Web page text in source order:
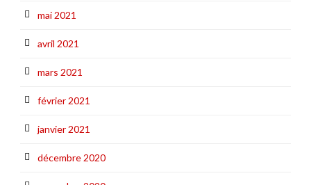
mai 2021
avril 2021
mars 2021
février 2021
janvier 2021
décembre 2020